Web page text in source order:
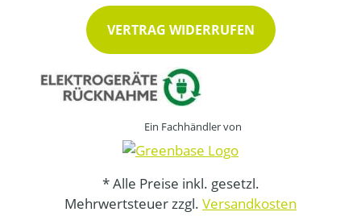
VERTRAG WIDERRUFEN
Ein Fachhändler von
* Alle Preise inkl. gesetzl.
Mehrwertsteuer zzgl. Versandkosten